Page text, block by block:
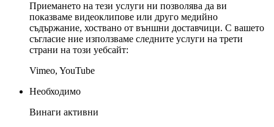
Приемането на тези услуги ни позволява да ви
показваме видеоклипове или друго медийно
съдържание, хоствано от външни доставчици. С вашето
съгласие ние използваме следните услуги на трети
страни на този уебсайт:
Vimeo, YouTube
Необходимо
Винаги активни